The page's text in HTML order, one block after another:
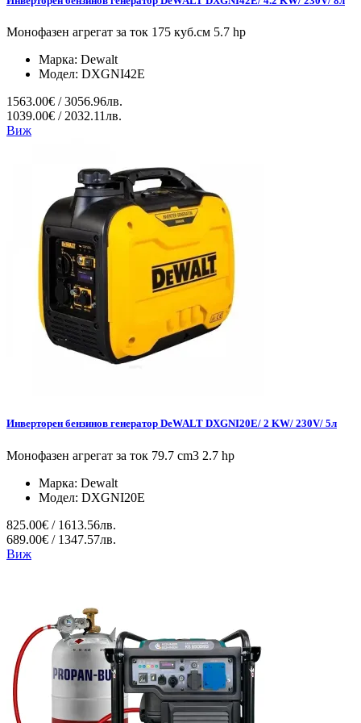
Монофазен агрегат за ток 175 куб.см 5.7 hp
Марка: Dewalt
Модел: DXGNI42E
1563.00€ / 3056.96лв.
1039.00€ / 2032.11лв.
Виж
Инверторен бензинов генератор DeWALT DXGNI20E/ 2 KW/ 230V/ 5л
Монофазен агрегат за ток 79.7 cm3 2.7 hp
Марка: Dewalt
Модел: DXGNI20E
825.00€ / 1613.56лв.
689.00€ / 1347.57лв.
Виж